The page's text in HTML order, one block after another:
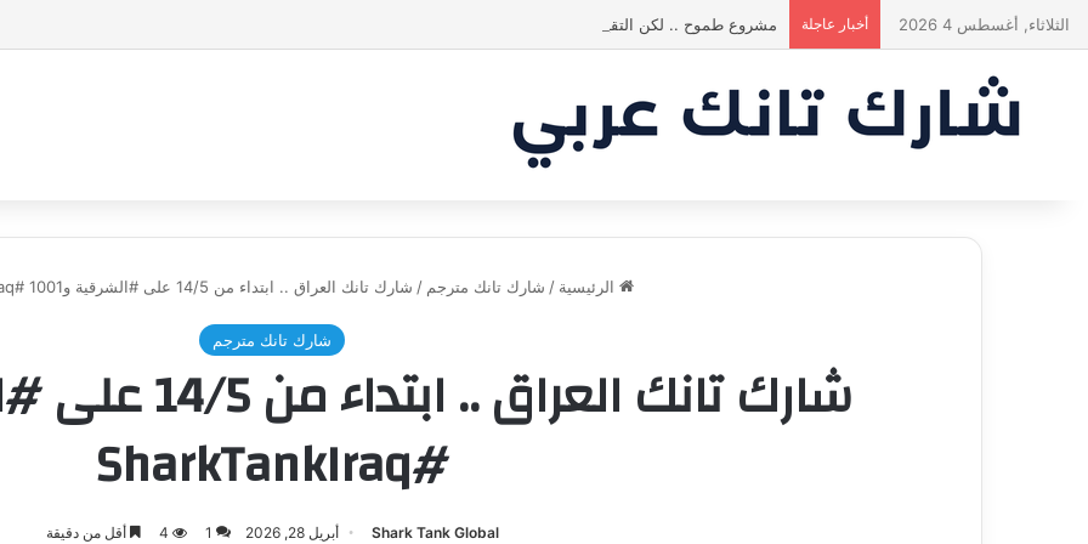
الثلاثاء, أغسطس 4 2026 أخبار عاجلة مشروع طموح .. لكن التقييم كان أكبر من أن يقنع الشاركس | #شارك تانك لعراق
الرئيسية / شارك تانك مترجم / شارك تانك العراق .. ابتداء من 14/5 على #الشرقية و1001 #SharkTankIraq
شارك تانك مترجم
#SharkTankIraq
Shark Tank Global أبريل 28, 2026 1
4 أقل من دقيقة